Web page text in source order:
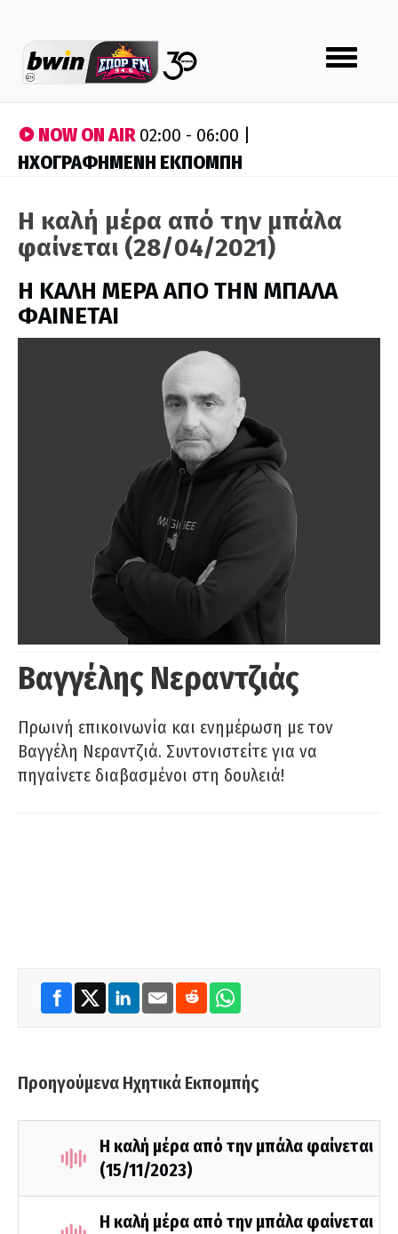
Toggle
navigation
NOW ON AIR02:00 - 06:00 |
ΗΧΟΓΡΑΦΗΜΕΝΗ ΕΚΠΟΜΠΗ
Η καλή μέρα από την μπάλα
φαίνεται (28/04/2021)
H ΚΑΛΗ ΜΕΡΑ ΑΠΟ ΤΗΝ ΜΠΑΛΑ
ΦΑΙΝΕΤΑΙ
Βαγγέλης Νεραντζιάς
Πρωινή επικοινωνία και ενημέρωση με τον
Βαγγέλη Νεραντζιά. Συντονιστείτε για να
πηγαίνετε διαβασμένοι στη δουλειά!
Προηγούμενα Ηχητικά Εκπομπής
Η καλή μέρα από την μπάλα φαίνεται
(15/11/2023)
Η καλή μέρα από την μπάλα φαίνεται